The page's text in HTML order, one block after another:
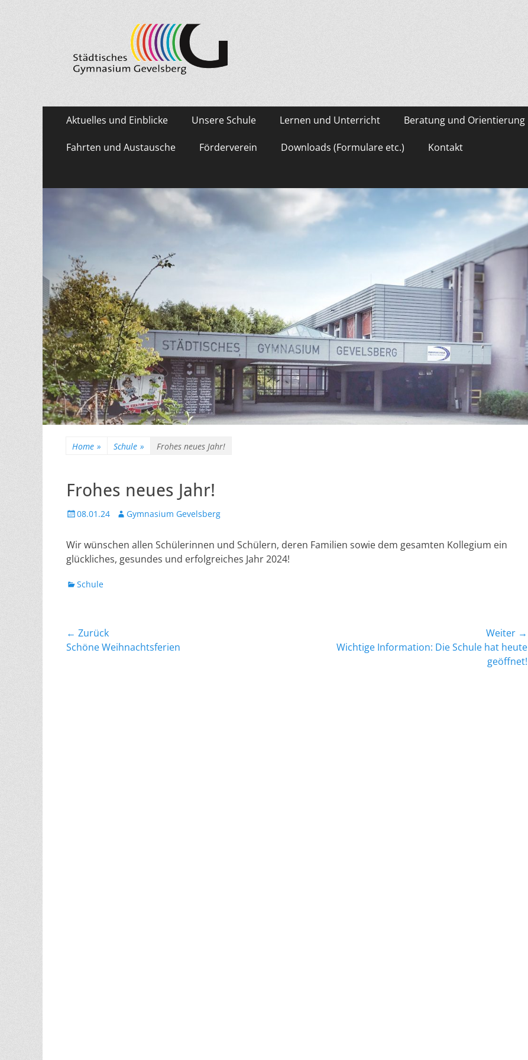
Städtisches Gymnasium Gevelsberg
Primäres
Zum
Inhalt
springen
Aktuelles und Einblicke Unsere Schule Lernen und Unterricht Beratung und Orientierung
Fahrten und Austausche Förderverein Downloads (Formulare etc.) Kontakt
Home » Schule » Frohes neues Jahr!
Frohes neues Jahr!
Veröffentlicht
08.01.24 AutorGymnasium Gevelsberg
Wir wünschen allen Schülerinnen und Schülern, deren Familien sowie dem gesamten Kollegium ein
glückliches, gesundes und erfolgreiches Jahr 2024!
Kategorien
Schule
Beitragsnavigation
← Zurück
Vorheriger
Schöne Weihnachtsferien
Weiter →
NächsterWichtige Information: Die Schule hat heute
geöffnet!